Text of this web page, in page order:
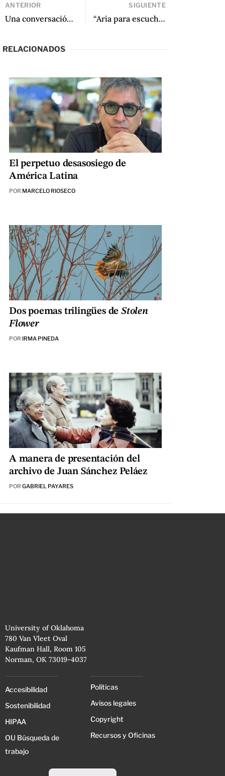
ANTERIOR
Una conversación entre Betina González y Heather Cleary, autora y traductora de América alucinada
SIGUIENTE
“Aria para escuchar después de la pandemia” de Ana Elisa Ribeiro
RELACIONADOS
El perpetuo desasosiego de
América Latina
POR MARCELO RIOSECO
Dos poemas trilingües de Stolen
Flower
POR IRMA PINEDA
A manera de presentación del
archivo de Juan Sánchez Peláez
POR GABRIEL PAYARES
University of Oklahoma
780 Van Vleet Oval
Kaufman Hall, Room 105
Norman, OK 73019-4037
Accesibilidad
Sostenibilidad
HIPAA
OU Búsqueda de
trabajo
Políticas
Avisos legales
Copyright
Recursos y Oficinas